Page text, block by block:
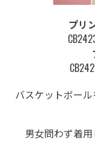
プリ
バスケットボー
男女問わず着用